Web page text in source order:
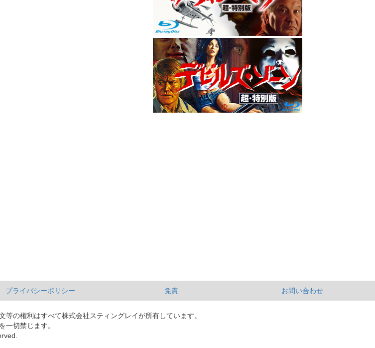
プライバシーポリシー 免責 お問い合わせ
等の権利はすべて株式会社スティングレイが所有しています。
一切禁じます。